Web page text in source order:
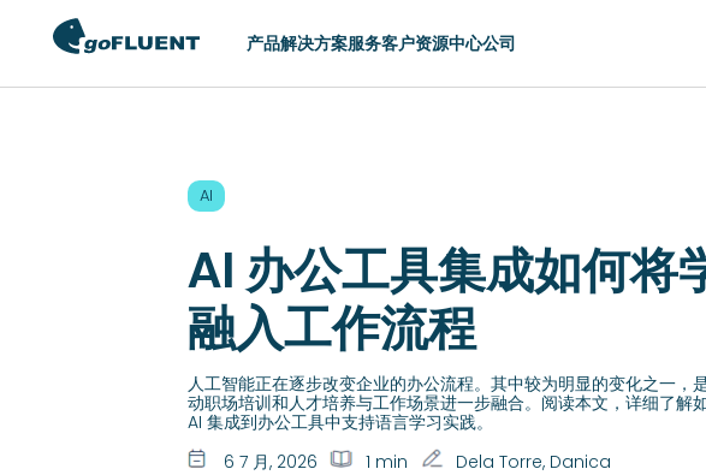
产品解决方案服务客户资源中心公司
United States (English)
Argentina (Español)
Brasil (Português)
Chile (Español)
Colombia (Español)
México (Español)
Hong Kong (English)
Indonesia (English)
Philippines (English)
Singapore (English)
中国 (简体中文)
日本 (日本語)
AI
AI 办公工具集成如何将
融入工作流程
人工智能正在逐步改变企业的办公流程。其中较为明显的变化之一，
动职场培训和人才培养与工作场景进一步融合。阅读本文，详细了解
AI 集成到办公工具中支持语言学习实践。
6 7 月, 2026
1 min Dela Torre, Danica